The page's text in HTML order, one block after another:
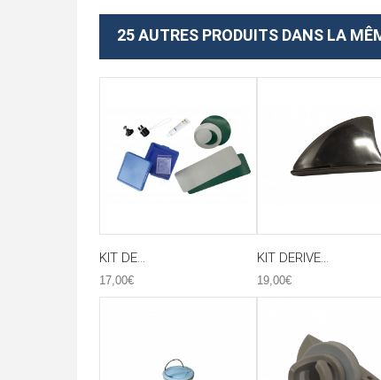
25 AUTRES PRODUITS DANS LA
KIT DE...
17,00€
KIT DERIVE...
19,00€